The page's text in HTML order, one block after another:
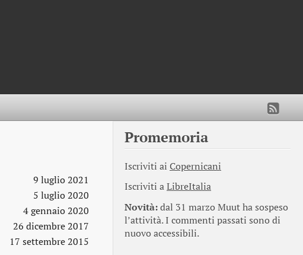
9 luglio 2021
5 luglio 2020
4 gennaio 2020
26 dicembre 2017
17 settembre 2015
Promemoria
Iscriviti ai Copernicani
Iscriviti aLibreItalia
Novità:dal 31 marzo Muut ha sospeso
l’attività. I commenti passati sono di
nuovo accessibili.